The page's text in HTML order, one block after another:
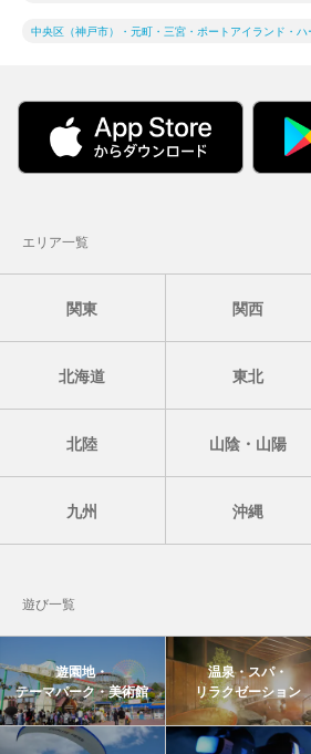
中央区（神戸市）・元町・三宮・ポートアイランド・
エリア一覧
関東 関西
北海道 東北
北陸 山陰・山陽
九州 沖縄
遊び一覧
遊園地・
テーマパーク・美術館
温泉・スパ・
リラクゼーション